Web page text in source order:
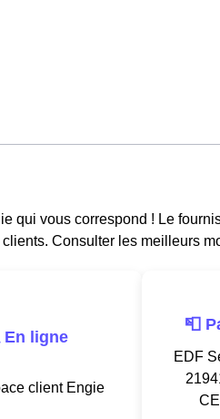
qui vous correspond ! Le
Consulter les meilleurs
En ligne
client Engie
📮
EDF